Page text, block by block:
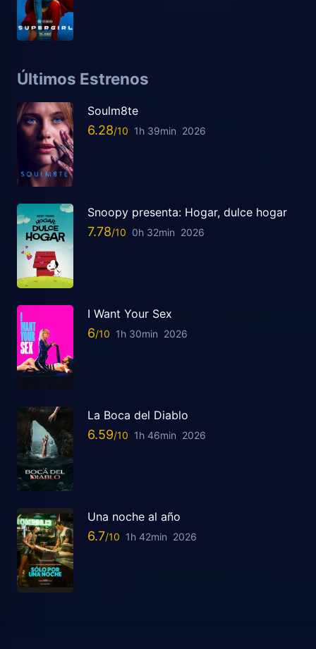
Últimos Estrenos
Soulm8te
6.28 1h 39min 2026
Snoopy presenta: Hogar, dulce hogar
7.78 0h 32min 2026
I Want Your Sex
6 1h 30min 2026
La Boca del Diablo
6.59 1h 46min 2026
Una noche al año
6.7 1h 42min 2026